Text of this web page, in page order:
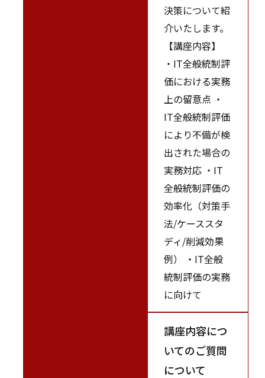
決策について紹
介いたします。
【講座内容】
・IT全般統制評
価における実務
上の留意点 ・
IT全般統制評価
により不備が検
出された場合の
実務対応 ・IT
全般統制評価の
効率化（対策手
法/ケーススタ
ディ/削減効果
例） ・IT全般
統制評価の実務
に向けて
講座内容につ
いてのご質問
について